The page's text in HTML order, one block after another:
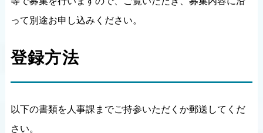
って別途お申し込みください。
登録方法
以下の書類を人事課までご持参いただくか郵送してくだ
さい。